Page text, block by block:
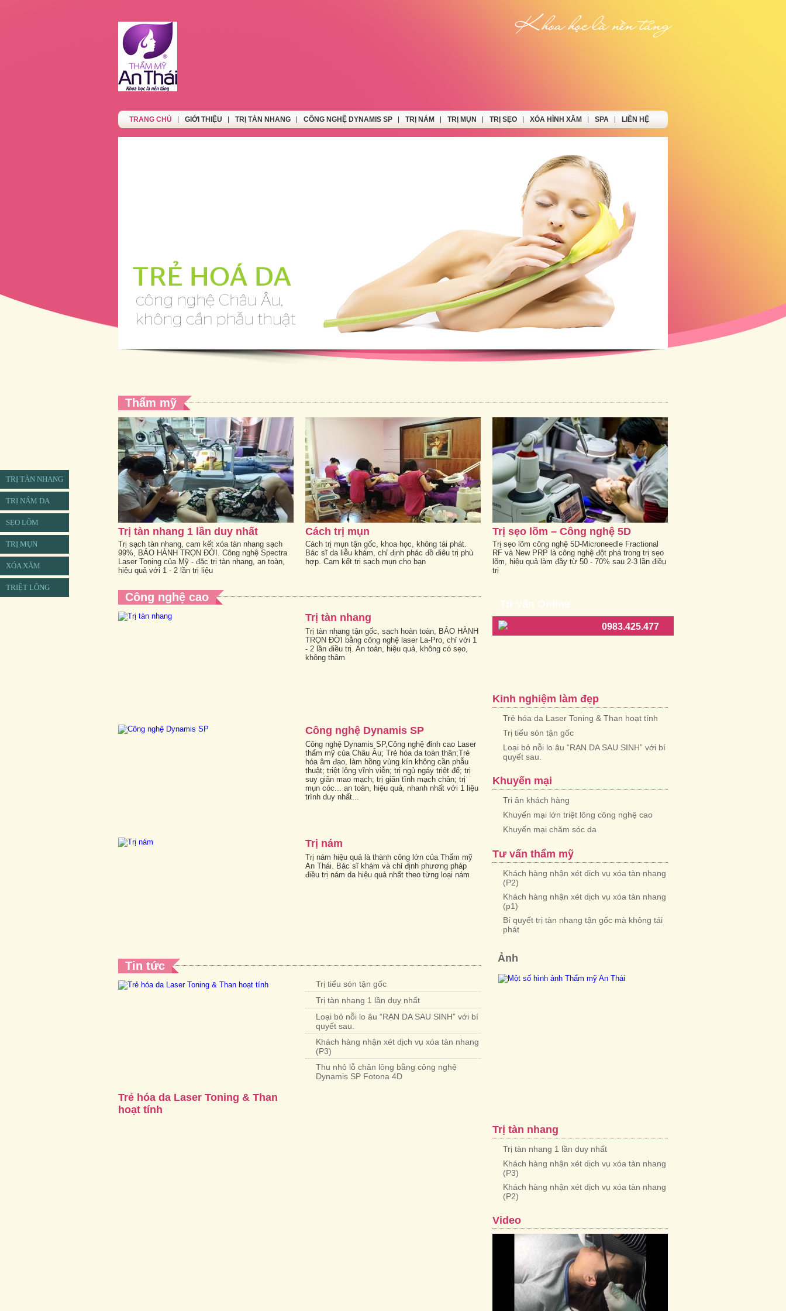
TRỊ TÀN NHANG
TRỊ NÁM DA
SẸO LÕM
TRỊ MỤN
XÓA XĂM
TRIỆT LÔNG
TRANG CHỦ GIỚI THIỆU TRỊ TÀN NHANG CÔNG NGHỆ DYNAMIS SP TRỊ NÁM TRỊ MỤN TRỊ SẸO XÓA HÌNH XĂM SPA LIÊN HỆ
Thẩm mỹ
Trị tàn nhang 1 lần duy nhất
Trị sạch tàn nhang, cam kết xóa tàn nhang sạch
99%, BẢO HÀNH TRỌN ĐỜI. Công nghệ Spectra
Laser Toning của Mỹ - đặc trị tàn nhang, an toàn,
hiệu quả với 1 - 2 lần trị liệu
Cách trị mụn
Cách trị mụn tận gốc, khoa học, không tái phát.
Bác sĩ da liễu khám, chỉ định phác đồ điêu trị phù
hợp. Cam kết trị sạch mụn cho bạn
Trị sẹo lõm – Công nghệ 5D
Trị sẹo lõm công nghệ 5D-Microneedle Fractional
RF và New PRP là công nghệ đột phá trong trị sẹo
lõm, hiệu quả làm đầy từ 50 - 70% sau 2-3 lần điều
trị
Công nghệ cao
Trị tàn nhang
Trị tàn nhang tận gốc, sạch hoàn toàn, BẢO HÀNH
TRỌN ĐỜI bằng công nghệ laser La-Pro, chỉ với 1
- 2 lần điều trị. An toàn, hiệu quả, không có sẹo,
không thâm
Công nghệ Dynamis SP
Công nghệ Dynamis SP,Công nghệ đỉnh cao Laser
thẩm mỹ của Châu Âu; Trẻ hóa da toàn thân;Trẻ
hóa âm đạo, làm hồng vùng kín không cần phẫu
thuật; triệt lông vĩnh viễn; trị ngủ ngáy triệt để; trị
suy giãn mao mạch; trị giãn tĩnh mạch chân; trị
mụn cóc... an toàn, hiệu quả, nhanh nhất với 1 liệu
trình duy nhất...
Trị nám
Trị nám hiệu quả là thành công lớn của Thẩm mỹ
An Thái. Bác sĩ khám và chỉ định phương pháp
điều trị nám da hiệu quả nhất theo từng loại nám
Tin tức
Trẻ hóa da Laser Toning & Than
hoạt tính
Trị tiểu són tận gốc
Trị tàn nhang 1 lần duy nhất
Loại bỏ nỗi lo âu “RẠN DA SAU SINH” với bí
quyết sau.
Khách hàng nhận xét dịch vụ xóa tàn nhang
(P3)
Thu nhỏ lỗ chân lông bằng công nghệ
Dynamis SP Fotona 4D
Tư vấn Online
0983.425.477
Kinh nghiệm làm đẹp
Trẻ hóa da Laser Toning & Than hoạt tính
Trị tiểu són tận gốc
Loại bỏ nỗi lo âu “RẠN DA SAU SINH” với bí
quyết sau.
Khuyến mại
Tri ân khách hàng
Khuyến mại lớn triệt lông công nghệ cao
Khuyến mại chăm sóc da
Tư vấn thẩm mỹ
Khách hàng nhận xét dịch vụ xóa tàn nhang
(P2)
Khách hàng nhận xét dịch vụ xóa tàn nhang
(p1)
Bí quyết trị tàn nhang tận gốc mà không tái
phát
Ảnh
Trị tàn nhang
Trị tàn nhang 1 lần duy nhất
Khách hàng nhận xét dịch vụ xóa tàn nhang
(P3)
Khách hàng nhận xét dịch vụ xóa tàn nhang
(P2)
Video